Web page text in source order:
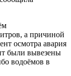
а причиной
осмотра авария
были вывезены
водоёмов в